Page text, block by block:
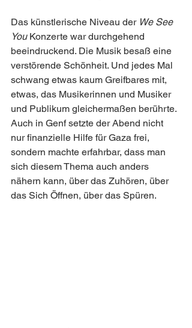
Das künstlerische Niveau der We See
You Konzerte war durchgehend
beeindruckend. Die Musik besaß eine
verstörende Schönheit. Und jedes Mal
schwang etwas kaum Greifbares mit,
etwas, das Musikerinnen und Musiker
und Publikum gleichermaßen berührte.
Auch in Genf setzte der Abend nicht
nur finanzielle Hilfe für Gaza frei,
sondern machte erfahrbar, dass man
sich diesem Thema auch anders
nähern kann, über das Zuhören, über
das Sich Öffnen, über das Spüren.